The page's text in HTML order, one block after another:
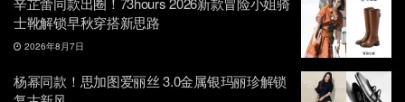
士靴解锁早秋穿搭新思路
2026年8月7日
杨幂同款！思加图爱丽丝 3.0金属银玛丽珍解锁